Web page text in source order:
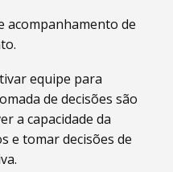
acompanhamento de
equipe para
de decisões são
a capacidade da
e tomar decisões de